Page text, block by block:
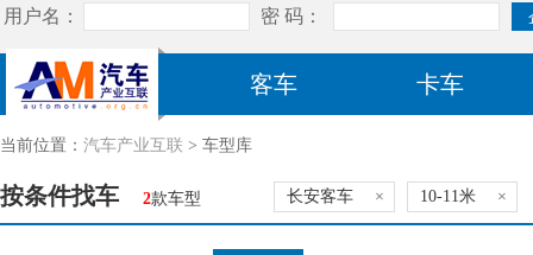
客车 卡车
当前位置： 汽车产业互联 > 车型库
按条件找车 2款车型 长安客车 × 10-11米 ×